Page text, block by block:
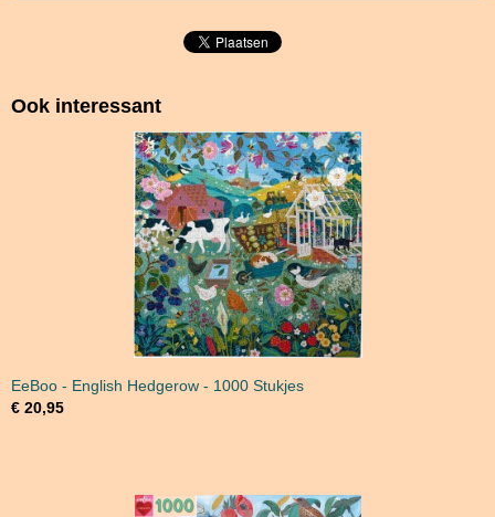
Ook interessant
EeBoo - English Hedgerow - 1000 Stukjes
€ 20,95